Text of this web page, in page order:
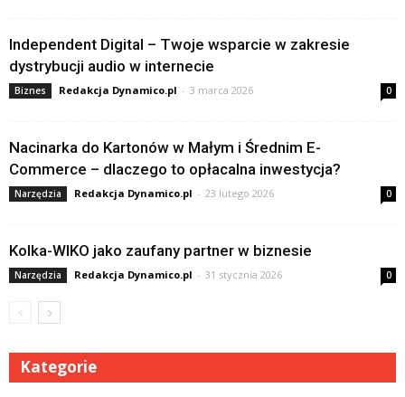
Independent Digital – Twoje wsparcie w zakresie
dystrybucji audio w internecie
Biznes Redakcja Dynamico.pl - 3 marca 2026 0
Nacinarka do Kartonów w Małym i Średnim E-
Commerce – dlaczego to opłacalna inwestycja?
Narzędzia Redakcja Dynamico.pl - 23 lutego 2026 0
Kolka-WIKO jako zaufany partner w biznesie
Narzędzia Redakcja Dynamico.pl - 31 stycznia 2026 0
Kategorie